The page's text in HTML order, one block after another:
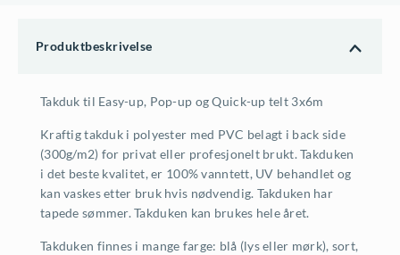
Produktbeskrivelse
Takduk til Easy-up, Pop-up og Quick-up telt 3x6m
Kraftig takduk i polyester med PVC belagt i back side
(300g/m2) for privat eller profesjonelt brukt. Takduken
i det beste kvalitet, er 100% vanntett, UV behandlet og
kan vaskes etter bruk hvis nødvendig. Takduken har
tapede sømmer. Takduken kan brukes hele året.
Takduken finnes i mange farge: blå (lys eller mørk), sort,